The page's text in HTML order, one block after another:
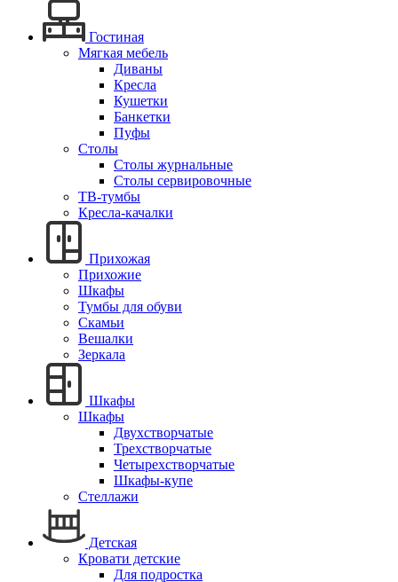
Гостиная
Мягкая мебель
Диваны
Кресла
Кушетки
Банкетки
Пуфы
Столы
Столы журнальные
Столы сервировочные
ТВ-тумбы
Кресла-качалки
Прихожая
Прихожие
Шкафы
Тумбы для обуви
Скамьи
Вешалки
Зеркала
Шкафы
Шкафы
Двухстворчатые
Трехстворчатые
Четырехстворчатые
Шкафы-купе
Стеллажи
Детская
Кровати детские
Для подростка